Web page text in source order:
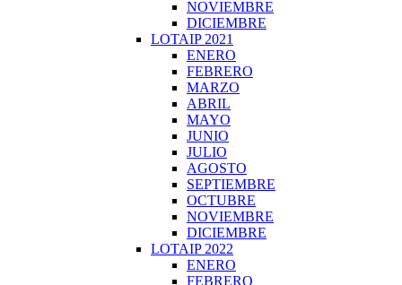
NOVIEMBRE
DICIEMBRE
LOTAIP 2021
ENERO
FEBRERO
MARZO
ABRIL
MAYO
JUNIO
JULIO
AGOSTO
SEPTIEMBRE
OCTUBRE
NOVIEMBRE
DICIEMBRE
LOTAIP 2022
ENERO
FEBRERO